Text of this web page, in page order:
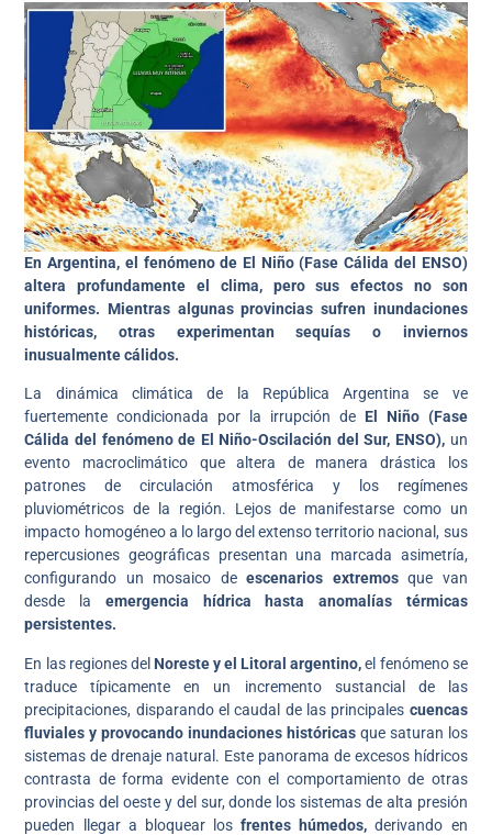
En Argentina, el fenómeno de El Niño (Fase Cálida del ENSO)
altera profundamente el clima, pero sus efectos no son
uniformes. Mientras algunas provincias sufren inundaciones
históricas, otras experimentan sequías o inviernos
inusualmente cálidos.
La dinámica climática de la República Argentina se ve
fuertemente condicionada por la irrupción de El Niño (Fase
Cálida del fenómeno de El Niño-Oscilación del Sur, ENSO), un
evento macroclimático que altera de manera drástica los
patrones de circulación atmosférica y los regímenes
pluviométricos de la región. Lejos de manifestarse como un
impacto homogéneo a lo largo del extenso territorio nacional, sus
repercusiones geográficas presentan una marcada asimetría,
configurando un mosaico deescenarios extremosque van
desde la emergencia hídrica hasta anomalías térmicas
persistentes.
En las regiones del Noreste y el Litoral argentino,el fenómeno se
traduce típicamente en un incremento sustancial de las
precipitaciones, disparando el caudal de las principales cuencas
fluviales y provocando inundaciones históricasque saturan los
sistemas de drenaje natural. Este panorama de excesos hídricos
contrasta de forma evidente con el comportamiento de otras
provincias del oeste y del sur, donde los sistemas de alta presión
pueden llegar a bloquear losfrentes húmedos, derivando en